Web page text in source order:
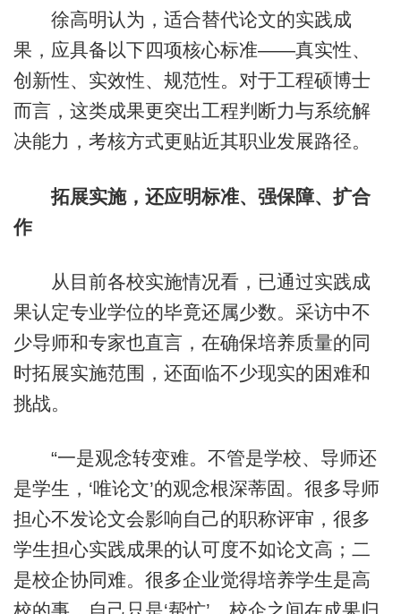
徐高明认为，适合替代论文的实践成
果，应具备以下四项核心标准——真实性、
创新性、实效性、规范性。对于工程硕博士
而言，这类成果更突出工程判断力与系统解
决能力，考核方式更贴近其职业发展路径。
拓展实施，还应明标准、强保障、扩合
作
从目前各校实施情况看，已通过实践成
果认定专业学位的毕竟还属少数。采访中不
少导师和专家也直言，在确保培养质量的同
时拓展实施范围，还面临不少现实的困难和
挑战。
“一是观念转变难。不管是学校、导师还
是学生，‘唯论文’的观念根深蒂固。很多导师
担心不发论文会影响自己的职称评审，很多
学生担心实践成果的认可度不如论文高；二
是校企协同难。很多企业觉得培养学生是高